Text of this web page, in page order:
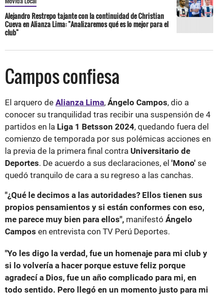
Alejandro Restrepo tajante con la continuidad de Christian
Cueva en Alianza Lima: "Analizaremos qué es lo mejor para el
club"
Campos confiesa
El arquero de Alianza Lima, Ángelo Campos, dio a
conocer su tranquilidad tras recibir una suspensión de 4
partidos en la Liga 1 Betsson 2024, quedando fuera del
comienzo de temporada por sus polémicas acciones en
la previa de la primera final contra Universitario de
Deportes. De acuerdo a sus declaraciones, el 'Mono' se
quedó tranquilo de cara a su regreso a las canchas.
"¿Qué le decimos a las autoridades? Ellos tienen sus
propios pensamientos y si están conformes con eso,
me parece muy bien para ellos", manifestó Ángelo
Campos en entrevista con TV Perú Deportes.
"Yo les digo la verdad, fue un homenaje para mi club y
si lo volvería a hacer porque estuve feliz porque
agradecí a Dios, fue un año complicado para mi, en
todo sentido. Pero llegó en un momento justo para mi